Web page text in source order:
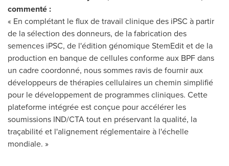
commenté :
« En complétant le flux de travail clinique des iPSC à partir
de la sélection des donneurs, de la fabrication des
semences iPSC, de l'édition génomique StemEdit et de la
production en banque de cellules conforme aux BPF dans
un cadre coordonné, nous sommes ravis de fournir aux
développeurs de thérapies cellulaires un chemin simplifié
pour le développement de programmes cliniques. Cette
plateforme intégrée est conçue pour accélérer les
soumissions IND/CTA tout en préservant la qualité, la
traçabilité et l'alignement réglementaire à l'échelle
mondiale. »